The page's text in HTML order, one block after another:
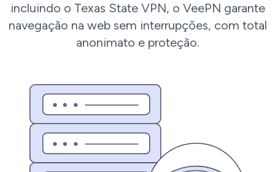
incluindo o Texas State VPN, o VeePN garante
navegação na web sem interrupções, com total
anonimato e proteção.